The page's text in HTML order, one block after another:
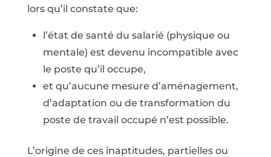
lors qu’il constate que:
l’état de santé du salarié (physique ou
mentale) est devenu incompatible avec
le poste qu’il occupe,
et qu’aucune mesure d’aménagement,
d’adaptation ou de transformation du
poste de travail occupé n’est possible.
L’origine de ces inaptitudes, partielles ou